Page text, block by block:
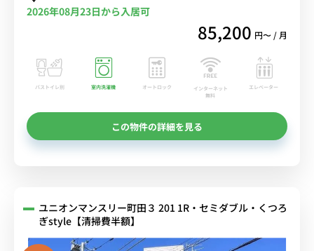
2026年08月23日から入居可
85,200 円〜 / 月
バストイレ別 室内洗濯機 オートロック
インターネット
無料
エレベーター
この物件の詳細を見る
ユニオンマンスリー町田３ 201 1R・セミダブル・くつろ
ぎstyle【清掃費半額】